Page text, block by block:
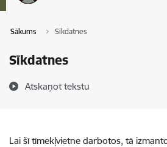
Sākums Sīkdatnes
Sīkdatnes
Atskaņot tekstu
Lai šī tīmekļvietne darbotos, tā